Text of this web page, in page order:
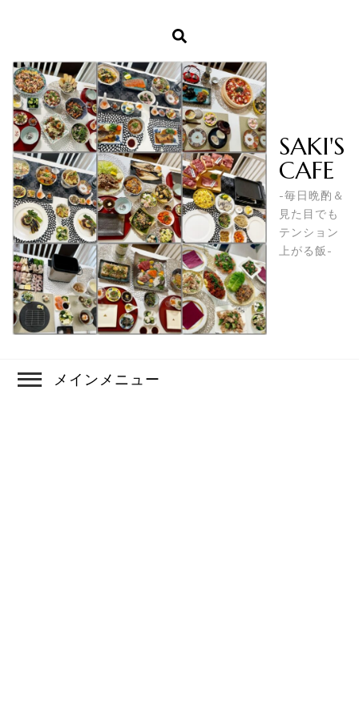
SAKI'S
CAFE
-毎日晩酌＆
見た目でも
テンション
上がる飯-
メインメニュー